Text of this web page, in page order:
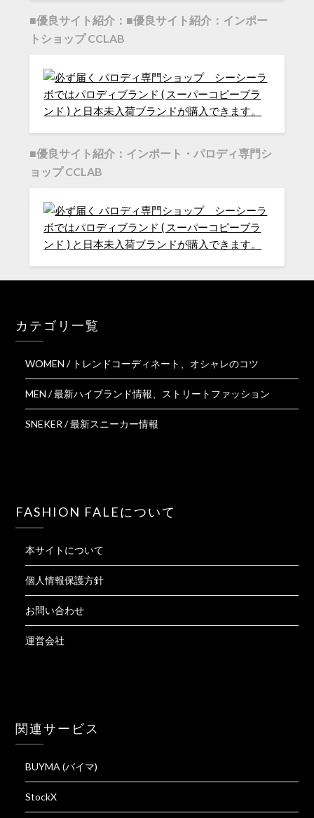
■優良サイト紹介：■優良サイト紹介：インポー
トショップ CCLAB
■優良サイト紹介：インポート・パロディ専門シ
ョップ CCLAB
カテゴリ一覧
WOMEN / トレンドコーディネート、オシャレのコツ
MEN / 最新ハイブランド情報、ストリートファッション
SNEKER / 最新スニーカー情報
FASHION FALEについて
本サイトについて
個人情報保護方針
お問い合わせ
運営会社
関連サービス
BUYMA (バイマ)
StockX